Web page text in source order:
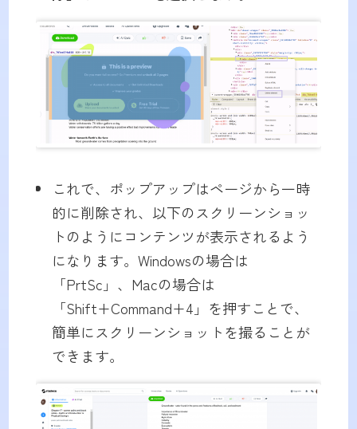
これで、ポップアップはページから一時
的に削除され、以下のスクリーンショッ
トのようにコンテンツが表示されるよう
になります。Windowsの場合は
「PrtSc」、Macの場合は
「Shift+Command+4」を押すことで、
簡単にスクリーンショットを撮ることが
できます。